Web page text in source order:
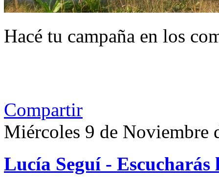
Hacé tu campaña en los
Compartir
Miércoles 9 de Noviembre
Lucía Seguí - Escucharás